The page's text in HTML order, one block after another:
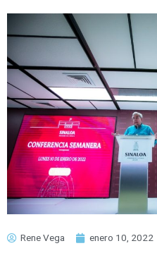
Rene Vega enero 10, 2022